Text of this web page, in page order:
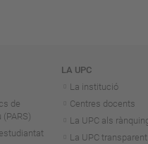
de
LA UPC
La institució
Centres docents
La UPC als
La UPC transparent